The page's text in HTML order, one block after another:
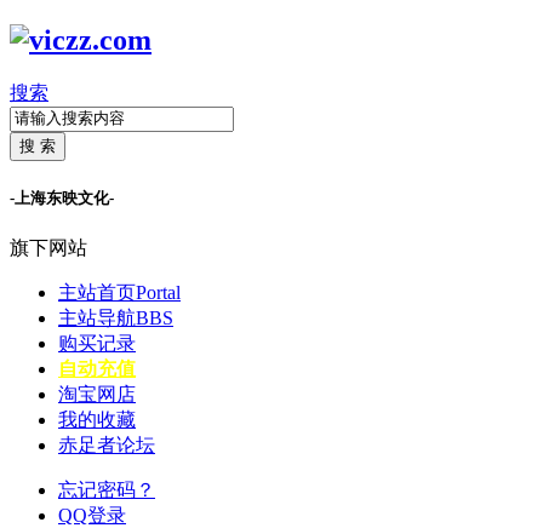
搜索
搜 索
-上海东映文化-
旗下网站
主站首页Portal
主站导航BBS
购买记录
自动充值
淘宝网店
我的收藏
赤足者论坛
忘记密码？
QQ登录